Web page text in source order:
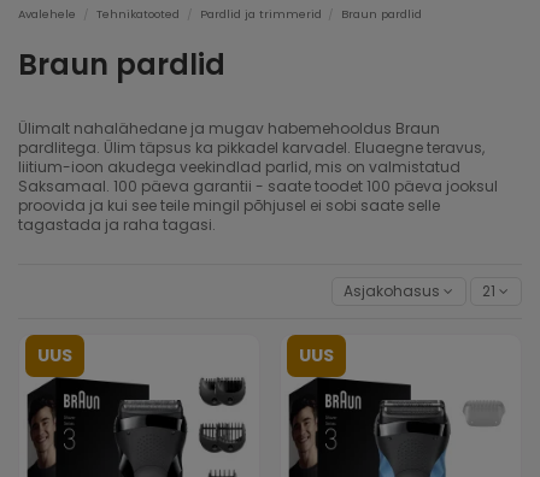
Avalehele Tehnikatooted Pardlid ja trimmerid Braun pardlid
Braun pardlid
Ülimalt nahalähedane ja mugav habemehooldus Braun
pardlitega. Ülim täpsus ka pikkadel karvadel. Eluaegne teravus,
liitium-ioon akudega veekindlad parlid, mis on valmistatud
Saksamaal. 100 päeva garantii - saate toodet 100 päeva jooksul
proovida ja kui see teile mingil põhjusel ei sobi saate selle
tagastada ja raha tagasi.
Asjakohasus 21
UUS UUS